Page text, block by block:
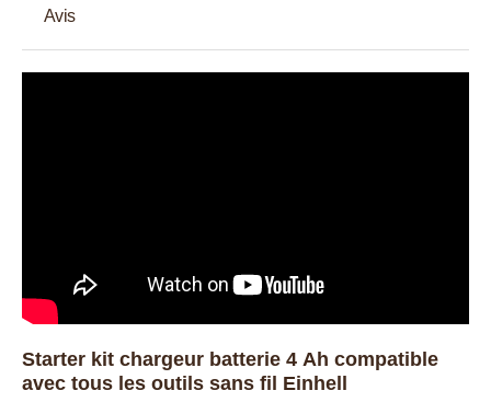
Starter kit chargeur batterie 4 Ah compatible
avec tous les outils sans fil Einhell
Avis